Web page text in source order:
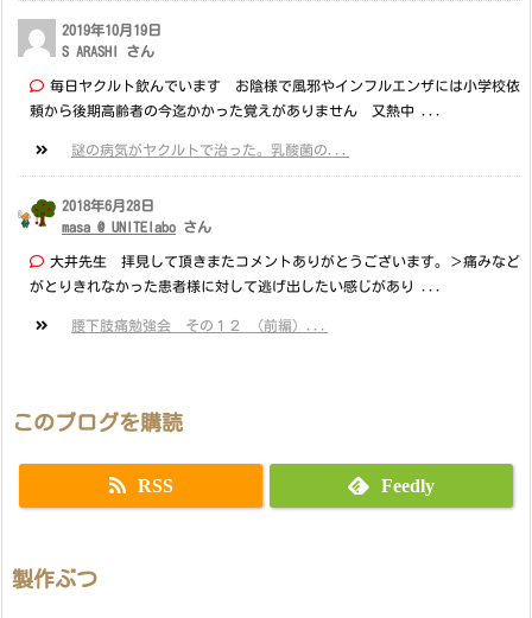
2019年10月19日
S ARASHI さん
毎日ヤクルト飲んでいます お陰様で風邪やインフルエンザには小学校依
頼から後期高齢者の今迄かかった覚えがありません 又熱中 ...
謎の病気がヤクルトで治った。乳酸菌の...
2018年6月28日
masa @ UNITElabo さん
大井先生 拝見して頂きまたコメントありがとうございます。＞痛みなど
がとりきれなかった患者様に対して逃げ出したい感じがあり ...
腰下肢痛勉強会 その１２ （前編）...
このブログを購読
RSS Feedly
製作ぶつ